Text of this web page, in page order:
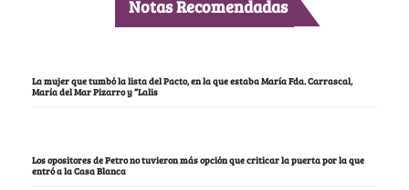
Notas Recomendadas
La mujer que tumbó la lista del Pacto, en la que estaba María Fda. Carrascal,
María del Mar Pizarro y “Lalis
Los opositores de Petro no tuvieron más opción que criticar la puerta por la que
entró a la Casa Blanca